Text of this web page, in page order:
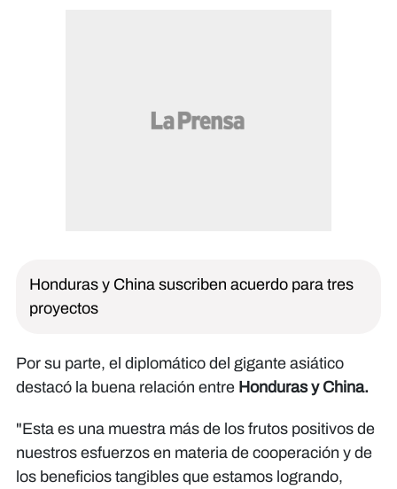
Honduras y China suscriben acuerdo para tres
proyectos
Por su parte, el diplomático del gigante asiático
destacó la buena relación entre Honduras y China.
"Esta es una muestra más de los frutos positivos de
nuestros esfuerzos en materia de cooperación y de
los beneficios tangibles que estamos logrando,